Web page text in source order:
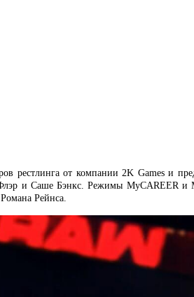
рестлинга от компании 2K Games и
и Саше Бэнкс. Режимы MyCAREER и
Рейнса.